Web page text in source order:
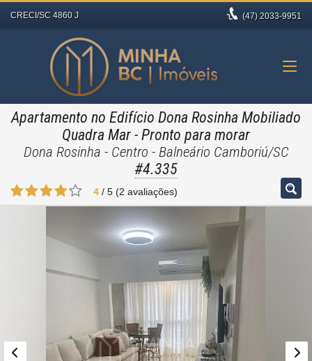
CRECI/SC 4860 J (47) 2033-9951
Apartamento no Edifício Dona Rosinha Mobiliado
Quadra Mar - Pronto para morar
Dona Rosinha - Centro - Balneário Camboriú/SC
#4.335
4 / 5 (2 avaliações)